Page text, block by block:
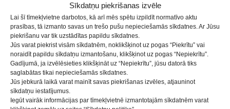
Sīkdatņu piekrišanas izvēle
Lai šī tīmekļvietne darbotos, kā arī mēs spētu izpildīt normatīvo aktu
prasības, tā izmanto savas un trešo pušu nepieciešamās sīkdatnes. Ar Jūsu
piekrišanu var tik uzstādītas papildu sīkdatnes.
Jūs varat piekrist visām sīkdatnēm, noklikšķinot uz pogas “Piekrītu” vai
noraidīt papildu sīkdatņu izmantošanu, klikšķinot uz pogas “Nepiekrītu”.
Gadījumā, ja izvēlēsieties klikšķināt uz “Nepiekrītu”, jūsu datorā tiks
saglabātas tikai nepieciešamās sīkdatnes.
Jūs jebkurā laikā varat mainīt savas piekrišanas izvēles, atjauninot
sīkdatņu iestatījumus.
Iegūt vairāk informācijas par tīmekļvietnē izmantotajām sīkdatnēm varat
tiešsaistes anketu:ieej.lv/26_01
No vienas skolas, organizācijas, jauniešu centra
aicinām pieteikties dalībnieku grupu vismaz 2
cilvēku sastāvā, katrs dalībnieks piesakās atsevišķi.